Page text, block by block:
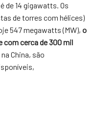
de 14 gigawatts. Os
de torres com hélices)
547 megawatts (MW),o
com cerca de 300 mil
China, são